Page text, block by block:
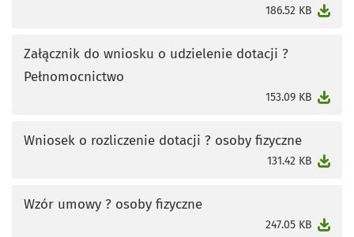
186.52 KB
Załącznik do wniosku o udzielenie dotacji ?
Pełnomocnictwo
153.09 KB
otworzy się w nowej karcie
Wniosek o rozliczenie dotacji ? osoby fizyczne
131.42 KB
Wzór umowy ? osoby fizyczne
247.05 KB